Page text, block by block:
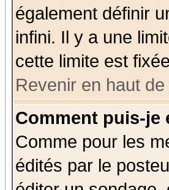
également définir
infini. Il y a une
cette limite est
Revenir en haut de
Comment puis-je
Comme pour les
édités par le